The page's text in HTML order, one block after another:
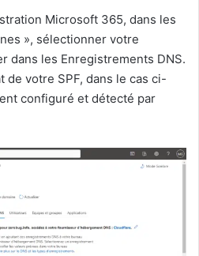
Microsoft 365, dans les
», sélectionner votre
dans les Enregistrements DNS.
de votre SPF, dans le cas ci-
configuré et détecté par